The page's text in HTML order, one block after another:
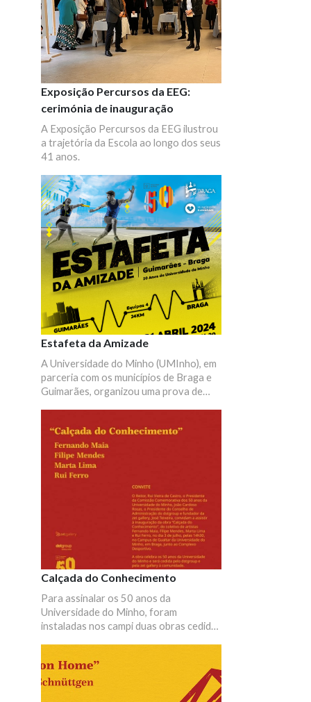
Exposição Percursos da EEG:
cerimónia de inauguração
A Exposição Percursos da EEG ilustrou
a trajetória da Escola ao longo dos seus
41 anos.
Estafeta da Amizade
A Universidade do Minho (UMInho), em
parceria com os municípios de Braga e
Guimarães, organizou uma prova de
"Estafeta da Amizade" foi uma das
iniciativas integradas no programa
oficial das comemorações dos 50 anos
da UMinho e ligou as duas cidades num
percurso com a distância aproximada de
24 km. Fotografias da prova de
Calçada do Conhecimento
Para assinalar os 50 anos da
Universidade do Minho, foram
instaladas nos campi duas obras cedidas
campus de Gualtar, foi uma criação
conjunta dos artistas Fernando Maia,
Filipe Mendes, Marta Lima e Rui Ferro.